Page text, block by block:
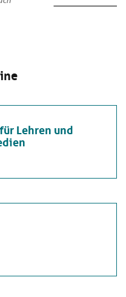
Lehren und